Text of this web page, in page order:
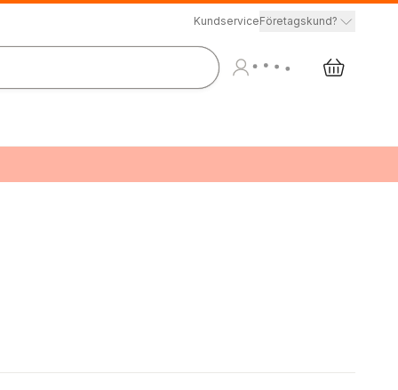
KundserviceFöretagskund?